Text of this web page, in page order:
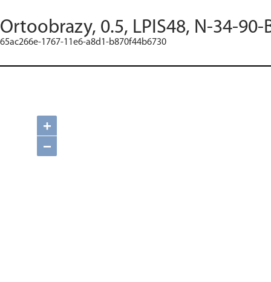
Ortoobrazy, 0.5, LPIS48, N-34-90-
65ac266e-1767-11e6-a8d1-b870f44b6730
+
−